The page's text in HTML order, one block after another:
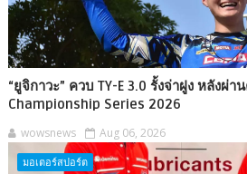
“ยูจิกาวะ” ควบ TY-E 3.0 รั้งจ่าฝูง หลังผ่า
Championship Series 2026
wowsnews Aug 06, 2026
มอเตอร์สปอร์ต